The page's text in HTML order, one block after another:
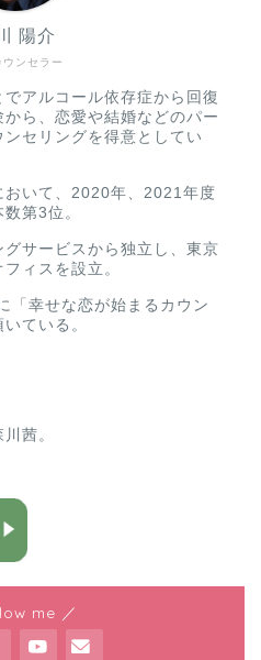
ウンセラー
陽介
アルコール依存症から回復
ら、恋愛や結婚などのパー
ンセリングを得意としてい
おいて、2020年、2021年度
第3位。
サービスから独立し、東京
ィスを設立。
「幸せな恋が始まるカウン
ている。
川茜 。
me ／